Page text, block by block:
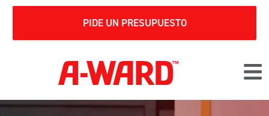
PIDE UN PRESUPUESTO